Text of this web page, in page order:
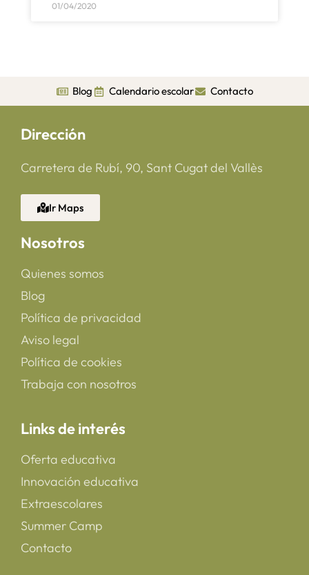
01/04/2020
Blog Calendario escolar Contacto
Dirección
Carretera de Rubí, 90, Sant Cugat del Vallès
Ir Maps
Nosotros
Quienes somos
Blog
Política de privacidad
Aviso legal
Política de cookies
Trabaja con nosotros
Links de interés
Oferta educativa
Innovación educativa
Extraescolares
Summer Camp
Contacto